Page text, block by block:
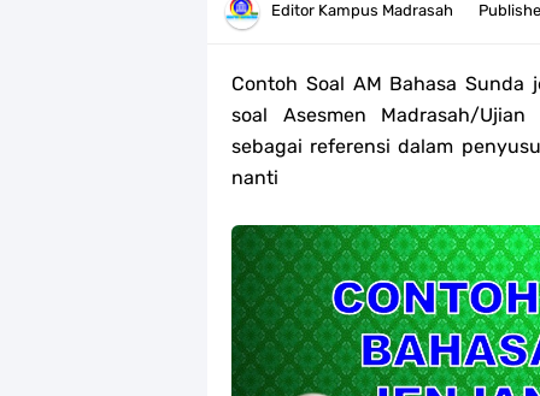
Panduan GOOGLE WORKSPACE
Bank Soal ASAT/PAT Kelas 5 SD/MI
Bank Soal PAT Kelas 6 SD/MI
Kisi-kisi Soal US/UM Jenjang SD/
POS UM Jenjang MI, MTs Dan MA
Editor Kampus Madrasah
Contoh Soal AM Bahasa Sunda
soal Asesmen Madrasah/
sebagai referensi dalam
nanti